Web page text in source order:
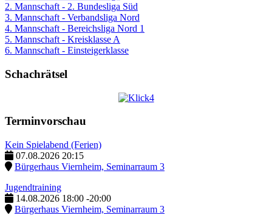
2. Mannschaft - 2. Bundesliga Süd
3. Mannschaft - Verbandsliga Nord
4. Mannschaft - Bereichsliga Nord 1
5. Mannschaft - Kreisklasse A
6. Mannschaft - Einsteigerklasse
Schachrätsel
Terminvorschau
Kein Spielabend (Ferien)
07.08.2026 20:15
Bürgerhaus Viernheim, Seminarraum 3
Jugendtraining
14.08.2026 18:00 -20:00
Bürgerhaus Viernheim, Seminarraum 3